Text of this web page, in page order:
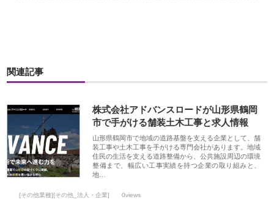
関連記事
株式会社アドバンスロードが山形県鶴岡
市で手がける舗装土木工事と求人情報
山形県鶴岡市で地域の道路基盤を支える企業として、舗
装工事や土木工事を手がける専門会社があります。地域
住民の生活を支える道路整備から、公共施設周辺の環境
整備まで、幅広い工事実績を持つ企業の取り組みと、
地…
[その他業種][その他_法人・企業] 0views